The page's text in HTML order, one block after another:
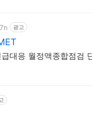
광고
대응 월정액종합점검